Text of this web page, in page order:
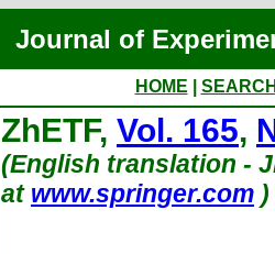
Journal of
HOME
ZhETF, Vol. 165,
(English translation -
at www.springer.com )